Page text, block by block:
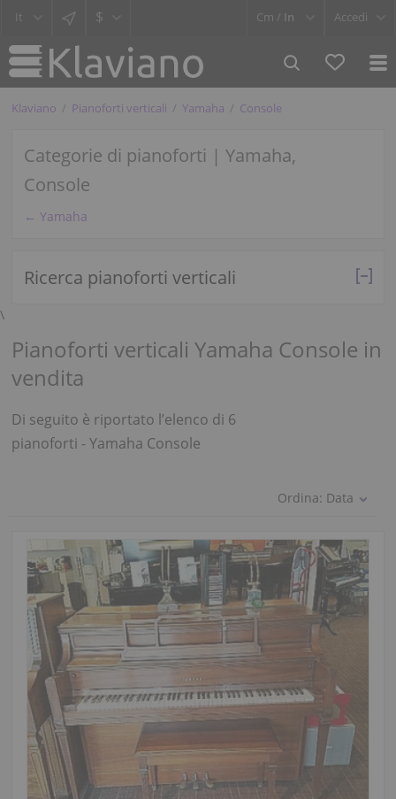
$ Cm / In Accedi
Klaviano Pianoforti verticali Yamaha Console
Categorie di pianoforti | Yamaha,
Console
← Yamaha
Ricerca pianoforti verticali
\
Pianoforti verticali Yamaha Console in
vendita
Di seguito è riportato l’elenco di 6
pianoforti - Yamaha Console
Ordina: Data